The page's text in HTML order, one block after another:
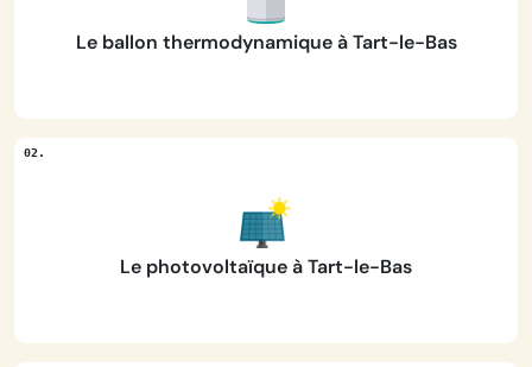
Le ballon thermodynamique à Tart-le-Bas
Le photovoltaïque à Tart-le-Bas